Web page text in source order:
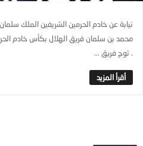
نيابة عن خادم الحرمين الشريفين الملك
. توج فريق ...